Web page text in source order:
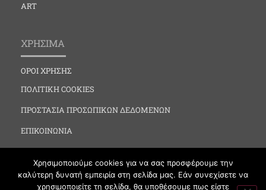
ART
ΧΡΗΣΙΜΑ
ΟΡΟΙ ΧΡΗΣΗΣ
ΠΟΛΙΤΙΚΗ COOKIES
ΠΡΟΣΤΑΣΙΑ ΠΡΟΣΩΠΙΚΩΝ ΔΕΔΟΜΕΝΩΝ
ΕΠΙΚΟΙΝΩΝΙΑ
Χρησιμοποιούμε cookies για να σας προσφέρουμε την
καλύτερη δυνατή εμπειρία στη σελίδα μας. Εάν συνεχίσετε να
χρησιμοποιείτε τη σελίδα, θα υποθέσουμε πως είστε